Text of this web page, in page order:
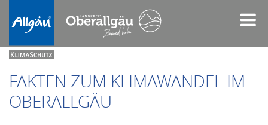
FAKTEN ZUM KLIMAWANDEL IM
OBERALLGÄU